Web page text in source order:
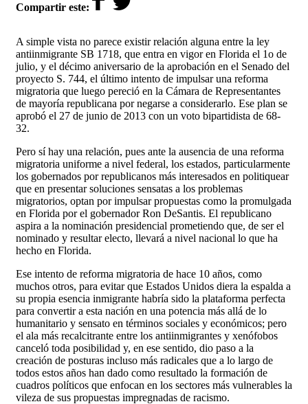
Compartir este:
A simple vista no parece existir relación alguna entre la ley
antiinmigrante SB 1718, que entra en vigor en Florida el 1o de
julio, y el décimo aniversario de la aprobación en el Senado del
proyecto S. 744, el último intento de impulsar una reforma
migratoria que luego pereció en la Cámara de Representantes
de mayoría republicana por negarse a considerarlo. Ese plan se
aprobó el 27 de junio de 2013 con un voto bipartidista de 68-
32.
Pero sí hay una relación, pues ante la ausencia de una reforma
migratoria uniforme a nivel federal, los estados, particularmente
los gobernados por republicanos más interesados en politiquear
que en presentar soluciones sensatas a los problemas
migratorios, optan por impulsar propuestas como la promulgada
en Florida por el gobernador Ron DeSantis. El republicano
aspira a la nominación presidencial prometiendo que, de ser el
nominado y resultar electo, llevará a nivel nacional lo que ha
hecho en Florida.
Ese intento de reforma migratoria de hace 10 años, como
muchos otros, para evitar que Estados Unidos diera la espalda a
su propia esencia inmigrante habría sido la plataforma perfecta
para convertir a esta nación en una potencia más allá de lo
humanitario y sensato en términos sociales y económicos; pero
el ala más recalcitrante entre los antiinmigrantes y xenófobos
canceló toda posibilidad y, en ese sentido, dio paso a la
creación de posturas incluso más radicales que a lo largo de
todos estos años han dado como resultado la formación de
cuadros políticos que enfocan en los sectores más vulnerables la
vileza de sus propuestas impregnadas de racismo.